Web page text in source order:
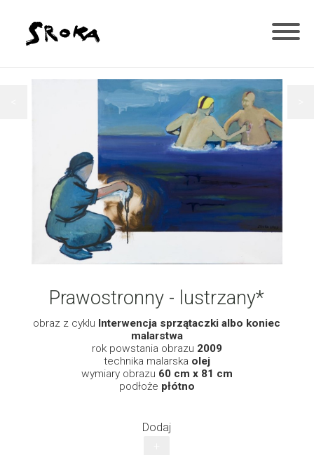
Prawostronny - lustrzany*
obraz z cyklu Interwencja sprzątaczki albo koniec
malarstwa
rok powstania obrazu 2009
technika malarska olej
wymiary obrazu 60 cm x 81 cm
podłoże płótno
Dodaj